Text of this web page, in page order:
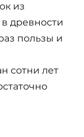
из
древности
пользы и
сотни лет